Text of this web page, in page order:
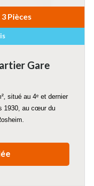
Pièces
Gare
situé au 4ᵉ et dernier
1930, au cœur du